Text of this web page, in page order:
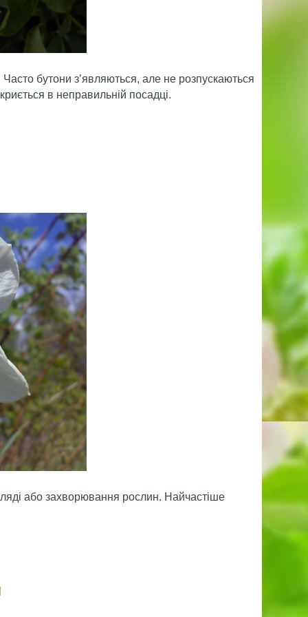
бутони з’являються, але не розпускаються
в неправильній посадці.
або захворювання рослин. Найчастіше